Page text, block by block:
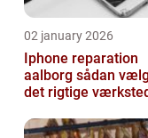
02 january 2026
Iphone reparation
aalborg sådan vælger du
det rigtige